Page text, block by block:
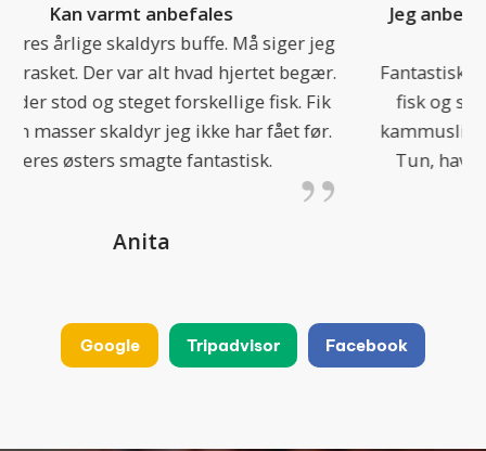
Jeg anbefaler dette sted til enhver seafood
entusiast
Fantastisk buffet med uendelige muligheder af
fisk og skaldyr, bla. Hummer, kongekrabbe,
kammuslinger, blåmuslinger hjerte muslinger.
Tun, havtaske osv. Desserterne er også vildt
Google Tripadvisor Facebook